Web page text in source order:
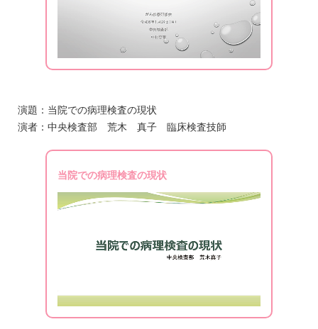
演題：当院での病理検査の現状
演者：中央検査部 荒木 真子 臨床検査技師
当院での病理検査の現状